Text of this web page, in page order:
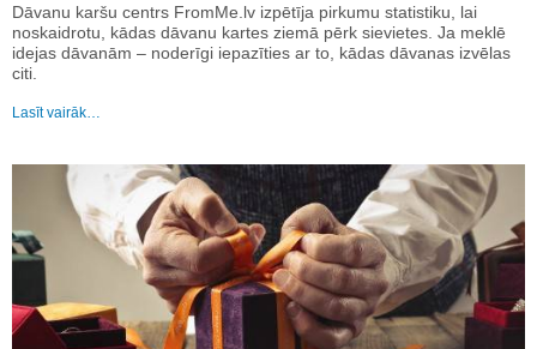
Dāvanu karšu centrs FromMe.lv izpētīja pirkumu statistiku, lai
noskaidrotu, kādas dāvanu kartes ziemā pērk sievietes. Ja meklē
idejas dāvanām – noderīgi iepazīties ar to, kādas dāvanas izvēlas
citi.
Lasīt vairāk…